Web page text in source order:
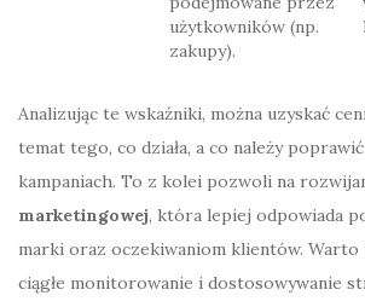
użytkowników (np.
zakupy).
Analizując te wskaźniki, można uzyskać
temat tego, co działa, a co należy
kampaniach. To z kolei pozwoli na
marketingowej, która lepiej odpowiada
marki oraz oczekiwaniom klientów. Warto
ciągłe monitorowanie i dostosowywanie